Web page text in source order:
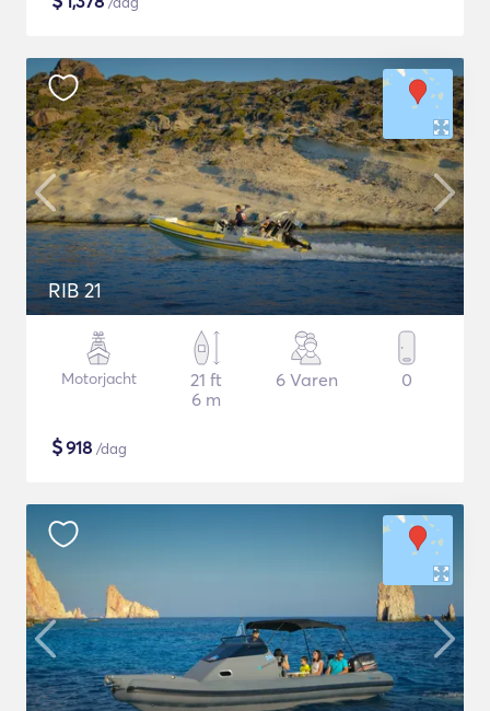
RIB 21
Motorjacht
21 ft
6 m
6 Varen 0
$918 /dag